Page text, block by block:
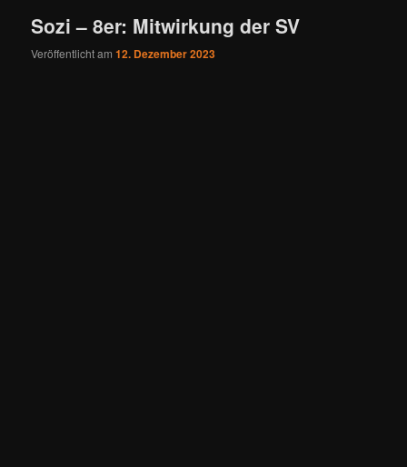
Sozi – 8er: Mitwirkung der SV
Veröffentlicht am12. Dezember 2023